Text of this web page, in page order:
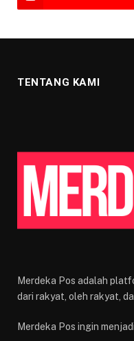
TENTANG KAMI
Merdeka Pos adalah
dari rakyat, oleh rakyat,
Merdeka Pos ingin